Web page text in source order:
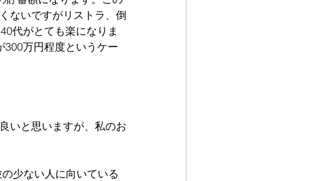
ないですがリストラ、倒
代がとても楽になりま
万円程度というケー
いと思いますが、私のお
少ない人に向いている